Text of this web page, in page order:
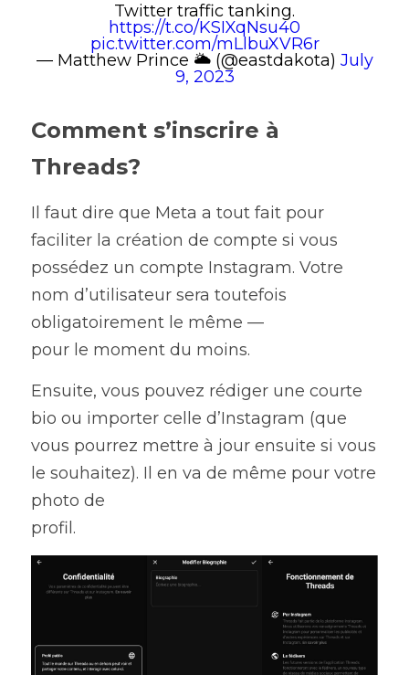
Twitter traffic tanking.
https://t.co/KSIXqNsu40
pic.twitter.com/mLlbuXVR6r
— Matthew Prince 🌥 (@eastdakota) July
9, 2023
Comment s’inscrire à
Threads?
Il faut dire que Meta a tout fait pour
faciliter la création de compte si vous
possédez un compte Instagram. Votre
nom d’utilisateur sera toutefois
obligatoirement le même —
pour le moment du moins.
Ensuite, vous pouvez rédiger une courte
bio ou importer celle d’Instagram (que
vous pourrez mettre à jour ensuite si vous
le souhaitez). Il en va de même pour votre
photo de
profil.